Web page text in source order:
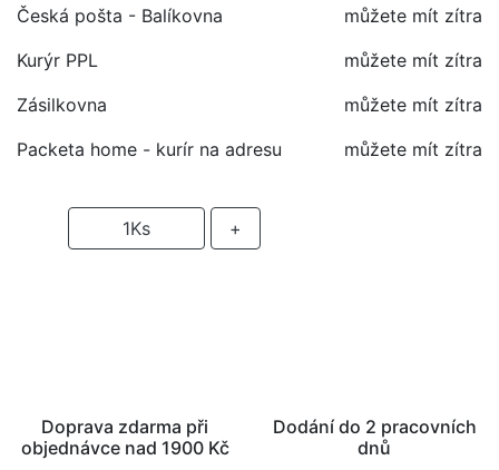
Česká pošta - Balíkovna
můžete mít zítra
Kurýr PPL
můžete mít zítra
Zásilkovna
můžete mít zítra
Packeta home - kurír na adresu
můžete mít zítra
1Ks +
Doprava zdarma při
objednávce nad 1900 Kč
Dodání do 2 pracovních
dnů